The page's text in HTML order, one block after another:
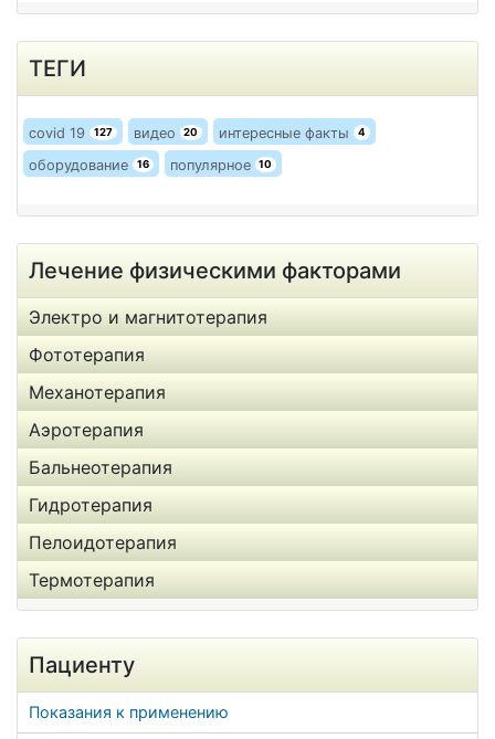
ТЕГИ
covid 19 127 видео 20 интересные факты 4
оборудование 16 популярное 10
Лечение физическими факторами
Электро и магнитотерапия
Фототерапия
Механотерапия
Аэротерапия
Бальнеотерапия
Гидротерапия
Пелоидотерапия
Термотерапия
Пациенту
Показания к применению